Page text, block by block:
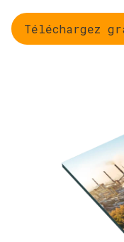
Téléchargez
Le processus